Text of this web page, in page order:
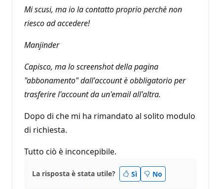
Mi scusi, ma io la contatto proprio perchè non
riesco ad accedere!
Manjinder
Capisco, ma lo screenshot della pagina
"abbonamento" dall'account è obbligatorio per
trasferire l'account da un'email all'altra.
Dopo di che mi ha rimandato al solito modulo
di richiesta.
Tutto ciò è inconcepibile.
La risposta è stata utile? Sì No